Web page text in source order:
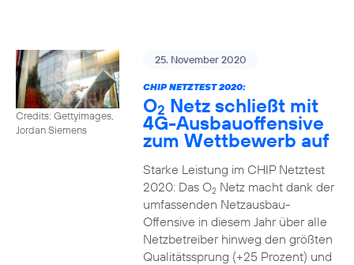
Credits: Gettyimages,
Jordan Siemens
25. November 2020
CHIP NETZTEST 2020:
O2 Netz schließt mit
4G-Ausbauoffensive
zum Wettbewerb auf
Starke Leistung im CHIP Netztest
2020: Das O2Netz macht dank der
umfassenden Netzausbau-
Offensive in diesem Jahr über alle
Netzbetreiber hinweg den größten
Qualitätssprung (+25 Prozent) und